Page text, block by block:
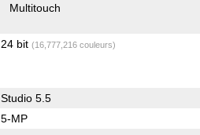
Multitouch
24 bit (16,777,216 couleurs)
Studio 5.5
5-MP